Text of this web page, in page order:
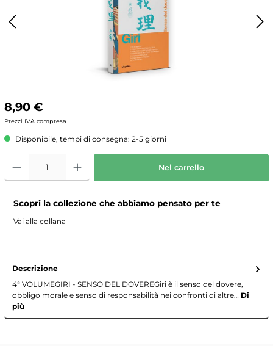
8,90 €
Prezzi IVA compresa.
Disponibile, tempi di consegna: 2-5 giorni
Nel carrello
Scopri la collezione che abbiamo pensato per te
Vai alla collana
Descrizione
4° VOLUMEGIRI - SENSO DEL DOVEREGiri è il senso del dovere,
obbligo morale e senso di responsabilità nei confronti di altre… Di
più